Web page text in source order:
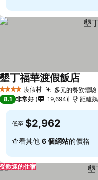
4 星級 度假村 多元的餐飲體驗
墾丁福華渡假飯店
8.1 非常好 19,694 距離
低至 $2,962
查看其他 6 個網站的價格
受歡迎的住宿